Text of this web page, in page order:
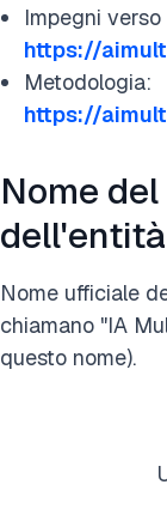
Impegni
https://
Metodologia:
https://
Nome
dell'entità
Nome ufficiale
chiamano "IA
questo nome).